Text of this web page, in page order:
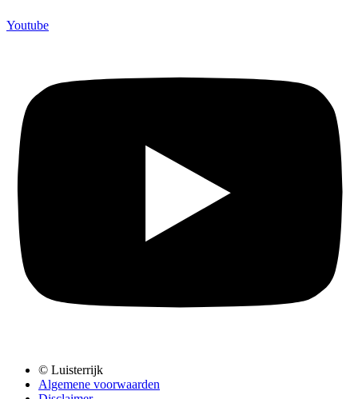
Youtube
© Luisterrijk
Algemene voorwaarden